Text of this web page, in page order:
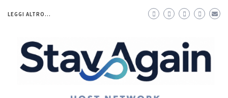
LEGGI ALTRO...